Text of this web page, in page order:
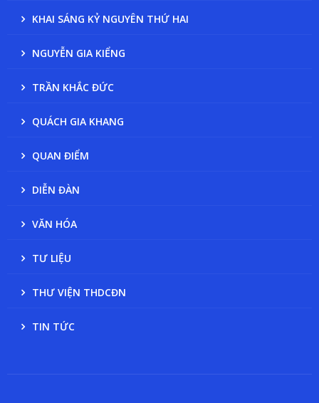
KHAI SÁNG KỶ NGUYÊN THỨ HAI
NGUYỄN GIA KIỂNG
TRẦN KHẮC ĐỨC
QUÁCH GIA KHANG
QUAN ĐIỂM
DIỄN ĐÀN
VĂN HÓA
TƯ LIỆU
THƯ VIỆN THDCĐN
TIN TỨC